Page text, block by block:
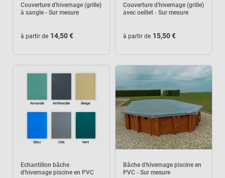
Couverture d'hivernage (grille)
à sangle - Sur mesure
à partir de 14,50 €
Couverture d'hivernage (grille)
avec oeillet - Sur mesure
à partir de 15,50 €
Echantillon bâche
d'hivernage piscine en PVC
Bâche d'hivernage piscine en
PVC - Sur mesure